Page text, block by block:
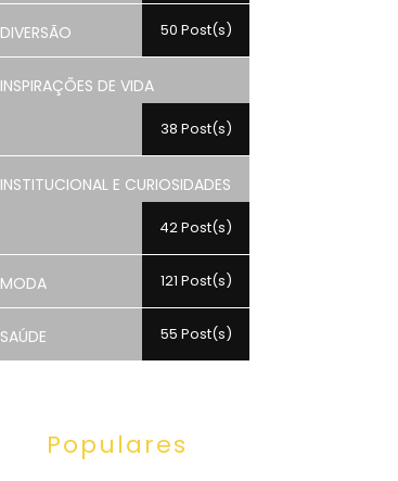
DIVERSÃO 50 Post(s)
INSPIRAÇÕES DE VIDA
38 Post(s)
INSTITUCIONAL E CURIOSIDADES
42 Post(s)
MODA 121 Post(s)
SAÚDE 55 Post(s)
Populares